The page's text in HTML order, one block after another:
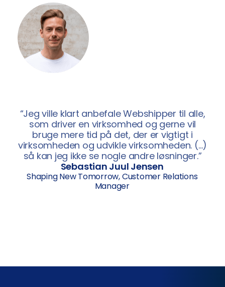
“Jeg ville klart anbefale Webshipper til alle,
som driver en virksomhed og gerne vil
bruge mere tid på det, der er vigtigt i
virksomheden og udvikle virksomheden. (…)
så kan jeg ikke se nogle andre løsninger.”
Sebastian Juul Jensen
Shaping New Tomorrow, Customer Relations
Manager